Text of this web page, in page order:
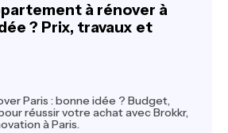
à rénover à
? Prix, travaux et
Paris : bonne idée ? Budget,
réussir votre achat avec Brokkr,
à Paris.